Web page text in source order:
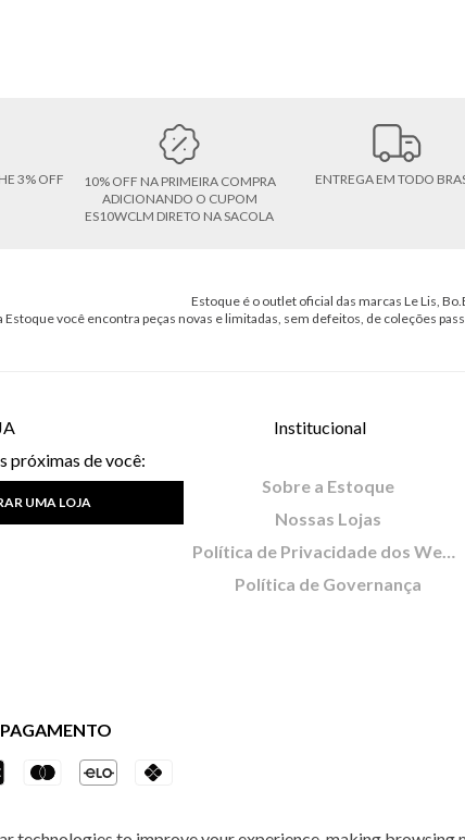
3% OFF
10% OFF NA PRIMEIRA COMPRA
ADICIONANDO O CUPOM
ES10WCLM DIRETO NA SACOLA
ENTREGA EM TODO
Estoque é o outlet oficial das marcas Le Lis,
Estoque você encontra peças novas e limitadas, sem defeitos, de coleções
próximas de você:
UMA LOJA
Institucional
Sobre a Estoque
Nossas Lojas
Política de Privacidade dos Websites
Política de Governança